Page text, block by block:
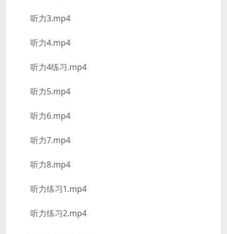
听力3.mp4
听力4.mp4
听力4练习.mp4
听力5.mp4
听力6.mp4
听力7.mp4
听力8.mp4
听力练习1.mp4
听力练习2.mp4